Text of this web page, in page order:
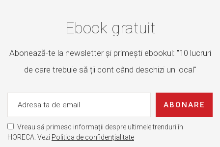
Ebook gratuit
Abonează-te la newsletter și primești ebookul: "10 lucruri
de care trebuie să ții cont când deschizi un local"
ABONARE
Vreau să primesc informații despre ultimele trenduri în
HORECA. Vezi Politica de confidențialitate